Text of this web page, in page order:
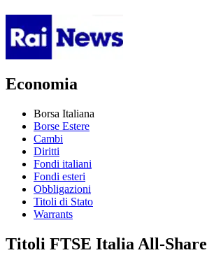
Economia
Borsa Italiana
Borse Estere
Cambi
Diritti
Fondi italiani
Fondi esteri
Obbligazioni
Titoli di Stato
Warrants
Titoli FTSE Italia All-Share